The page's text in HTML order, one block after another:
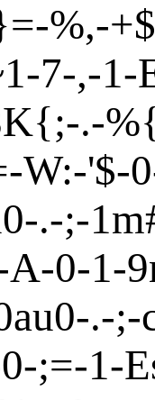
=-%,-+$
1-7-,-1-
K{;-.-%
-W:-'$-
0-.-;-1m
A-0-1-
au0-.-;-
0-;=-1-